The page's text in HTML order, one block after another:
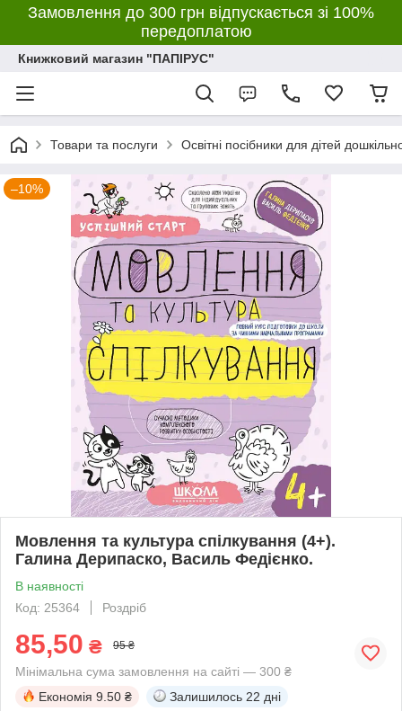
Замовлення до 300 грн відпускається зі 100%
передоплатою
Книжковий магазин "ПАПІРУС"
Товари та послуги Освітні посібники для дітей
–10%
Мовлення та культура спілкування (4+).
Галина Дерипаско, Василь Федієнко.
В наявності
Код: 25364
Роздріб
85,50 ₴ 95 ₴
Мінімальна сума замовлення на сайті — 300 ₴
Економія 9.50 ₴ Залишилось 22 дні